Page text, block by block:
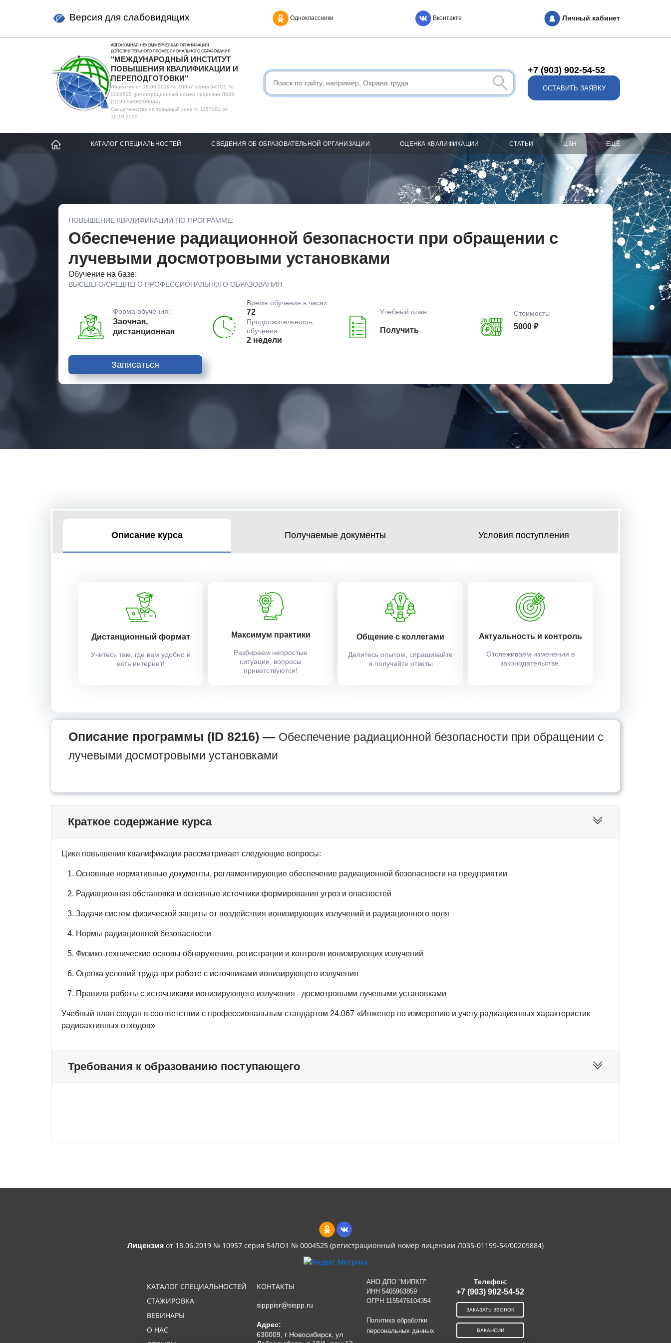
Версия для слабовидящих Одноклассники Вконтакте Личный кабинет
АВТОНОМНАЯ НЕКОММЕРЧЕСКАЯ ОРГАНИЗАЦИЯ
ДОПОЛНИТЕЛЬНОГО ПРОФЕССИОНАЛЬНОГО ОБРАЗОВАНИЯ
"МЕЖДУНАРОДНЫЙ ИНСТИТУТ
ПОВЫШЕНИЯ КВАЛИФИКАЦИИ И
ПЕРЕПОДГОТОВКИ"
Лицензия от 18.06.2019 № 10957 серия 54ЛО1 №
0004525 (регистрационный номер лицензии Л035-
01199-54/00209884)
Свидетельство на товарный знак № 1157181 от
16.10.2025
+7 (903) 902-54-52
ОСТАВИТЬ ЗАЯВКУ
КАТАЛОГ СПЕЦИАЛЬНОСТЕЙ СВЕДЕНИЯ ОБ ОБРАЗОВАТЕЛЬНОЙ ОРГАНИЗАЦИИ ОЦЕНКА КВАЛИФИКАЦИИ СТАТЬИ ЦЗН ЕЩЁ
ПОВЫШЕНИЕ КВАЛИФИКАЦИИ ПО ПРОГРАММЕ:
Обеспечение радиационной безопасности при обращении с
лучевыми досмотровыми установками
Обучение на базе:
ВЫСШЕГО/СРЕДНЕГО ПРОФЕССИОНАЛЬНОГО ОБРАЗОВАНИЯ
Форма обучения:
Заочная,
дистанционная
Время обучения в часах:
72
Продолжительность
обучения:
2 недели
Учебный план:
Получить
Стоимость:
5000 ₽
Записаться
Описание курса Получаемые документы Условия поступления
Дистанционный формат
Учитесь там, где вам удобно и
есть интернет!
Максимум практики
Разбираем непростые
ситуации, вопросы
приветствуются!
Общение с коллегами
Делитесь опытом, спрашивайте
и получайте ответы
Актуальность и контроль
Отслеживаем изменения в
законодательстве.
Описание программы (ID 8216) — Обеспечение радиационной безопасности при обращении с
лучевыми досмотровыми установками
Краткое содержание курса
Цикл повышения квалификации рассматривает следующие вопросы:
1. Основные нормативные документы, регламентирующие обеспечение радиационной безопасности на предприятии
2. Радиационная обстановка и основные источники формирования угроз и опасностей
3. Задачи систем физической защиты от воздействия ионизирующих излучений и радиационного поля
4. Нормы радиационной безопасности
5. Физико-технические основы обнаружения, регистрации и контроля ионизирующих излучений
6. Оценка условий труда при работе с источниками ионизирующего излучения
7. Правила работы с источниками ионизирующего излучения - досмотровыми лучевыми установками
Учебный план создан в соответствии с профессиональным стандартом 24.067 «Инженер по измерению и учету радиационных характеристик
радиоактивных отходов»
Требования к образованию поступающего
Лицензия от 18.06.2019 № 10957 серия 54ЛО1 № 0004525 (регистрационный номер лицензии Л035-01199-54/00209884)
КАТАЛОГ СПЕЦИАЛЬНОСТЕЙ
СТАЖИРОВКА
ВЕБИНАРЫ
О НАС
КОНТАКТЫ
sipppisr@sispp.ru
Адрес:
630009, г Новосибирск, ул
АНО ДПО "МИПКП"
ИНН 5405963859
ОГРН 1155476104354
Политика обработки
персональных данных
Телефон:
+7 (903) 902-54-52
ЗАКАЗАТЬ ЗВОНОК
ВАКАНСИИ